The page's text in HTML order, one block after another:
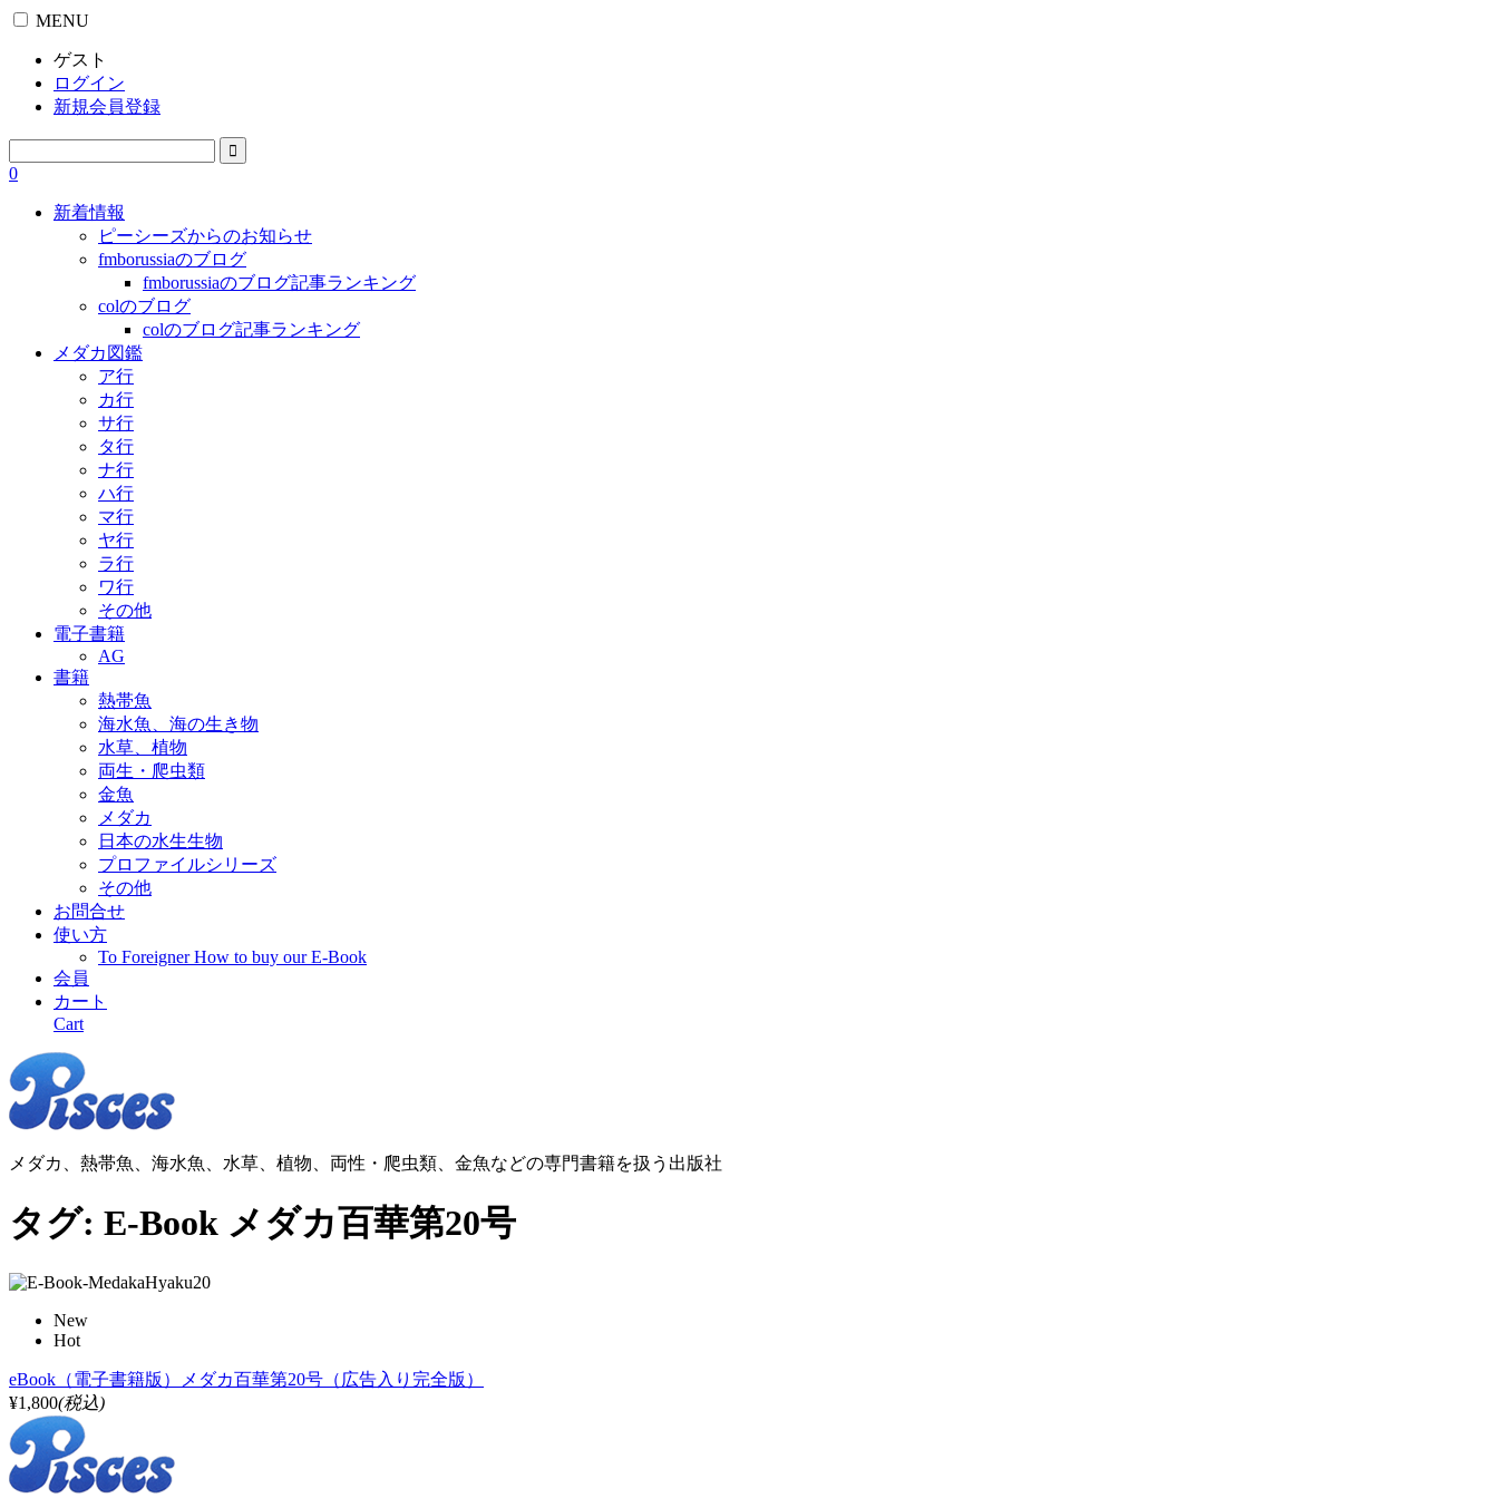
MENU
ゲスト
ログイン
新規会員登録
0
新着情報
ピーシーズからのお知らせ
fmborussiaのブログ
fmborussiaのブログ記事ランキング
colのブログ
colのブログ記事ランキング
メダカ図鑑
ア行
カ行
サ行
タ行
ナ行
ハ行
マ行
ヤ行
ラ行
ワ行
その他
電子書籍
AG
書籍
熱帯魚
海水魚、海の生き物
水草、植物
両生・爬虫類
金魚
メダカ
日本の水生生物
プロファイルシリーズ
その他
お問合せ
使い方
To Foreigner How to buy our E-Book
会員
カート
Cart
メダカ、熱帯魚、海水魚、水草、植物、両性・爬虫類、金魚などの専門書籍を扱う出版社
タグ: E-Book メダカ百華第20号
New
Hot
eBook（電子書籍版）メダカ百華第20号（広告入り完全版）
¥1,800(税込)